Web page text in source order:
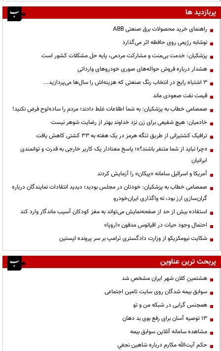
پربازدید ها
راهنمای خرید محصولات برق صنعتی ABB
نوشابه رژیمی روی حافظه اثر می‌گذارد
پزشکیان: خدمت بی‌منت و مشارکت مردمی، پایه حل مشکلات کشور است
هشدار درباره فروش حواله‌های صوری خودروهای وارداتی
3 اشتباه رایج در انتخاب رنگ صنعتی که هزینه‌اش را سال‌ها می‌پردازید...
قیمت نفت صعودی ماند
صمصامی خطاب به پزشکیان: به شما اطلاعات غلط دادند؛ مردم را ساده‌لوح فرض نکنید!
خادمیان: هیچ شفیعی برای زن نزد خداوند بهتر از رضایت شوهر نیست
ترافیک کشتیرانی از طریق تنگه هرمز در یک هفته به ۳۳ کشتی کاهش یافت
«چرا نباید از شما متنفر باشند؟»؛ پاسخ معنادار یک کاربر خارجی به قدرت و توانمندی
ایرانیان
آمریکا و اسرائیل سامانه «پیکان» را آزمایش کردند
صمصامی خطاب به پزشکیان: خودتان در مجلس بودید؛ دیدید انتقادات نمایندگان درباره
گران‌سازی ارز بود، نه واگذاری ایران‌خودرو
استفاده بیش از حد از صفحه‌نمایش می‌تواند به مغز کودکان آسیب ماندگار وارد کند
احتمال وجود حیات در اقیانوس مدفون «اروپا»
شکایت نیومکزیکو از وزارت دادگستری ترامپ بر سر پرونده اپستین
پربحث ترین عناوین
هشتمین کلان شهر ایران مشخص شد
سوابق بیمه شدگان روی سایت تامین اجتماعی
همجنس گرایی در شبکه من و تو
13 توصیه آسان برای رفع بوی بد دهان
مشاهده سامانه آنلاين سوابق بیمه
حكم آيت‌الله مكارم درباره شاهين نجفي